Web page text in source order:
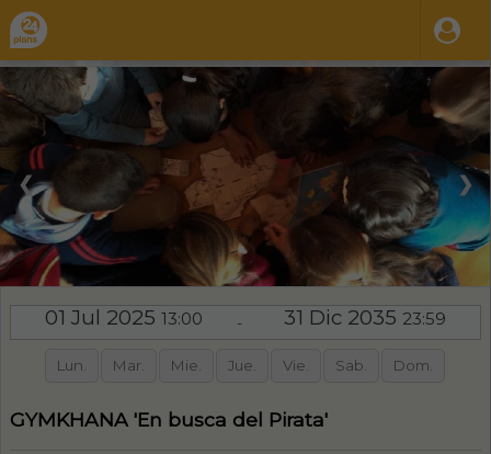
❮ ❯
01 Jul 2025 13:00 - 31 Dic 2035 23:59
Lun. Mar. Mie. Jue. Vie. Sab. Dom.
GYMKHANA 'En busca del Pirata'